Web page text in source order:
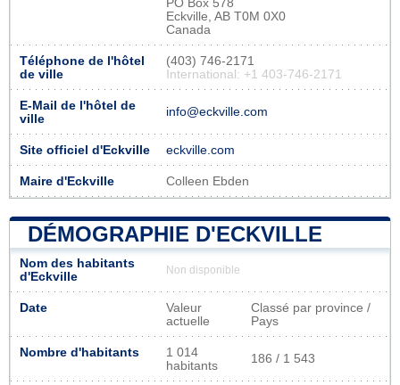
PO Box 578
Eckville, AB T0M 0X0
Canada
Téléphone de l'hôtel
de ville
(403) 746-2171
International: +1 403-746-2171
E-Mail de l'hôtel de
ville
info@eckville.com
Site officiel d'Eckville eckville.com
Maire d'Eckville Colleen Ebden
DÉMOGRAPHIE D'ECKVILLE
Nom des habitants
d'Eckville
Non disponible
Date
Valeur
actuelle
Classé par province /
Pays
Nombre d'habitants
1 014
habitants
186 / 1 543